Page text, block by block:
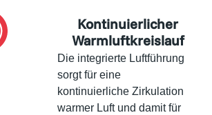
Kontinuierlicher
Warmluftkreislauf
Die integrierte Luftführung
sorgt für eine
kontinuierliche Zirkulation
warmer Luft und damit für